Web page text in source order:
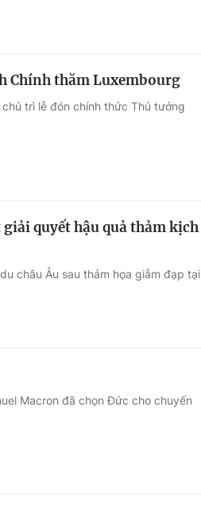
Chính thăm Luxembourg
trì lễ đón chính thức Thủ tướng
quyết hậu quả thảm kịch
châu Âu sau thảm họa giẫm đạp tại
Macron đã chọn Đức cho chuyến